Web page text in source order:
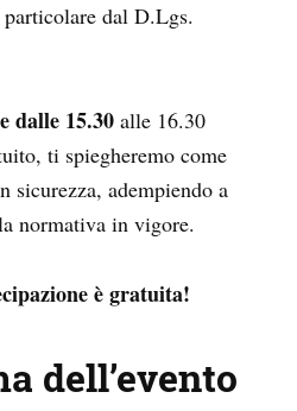
dal D.Lgs.
dalle 15.30 alle 16.30
ti spiegheremo come
sicurezza, adempiendo a
normativa in vigore.
è gratuita!
dell’evento